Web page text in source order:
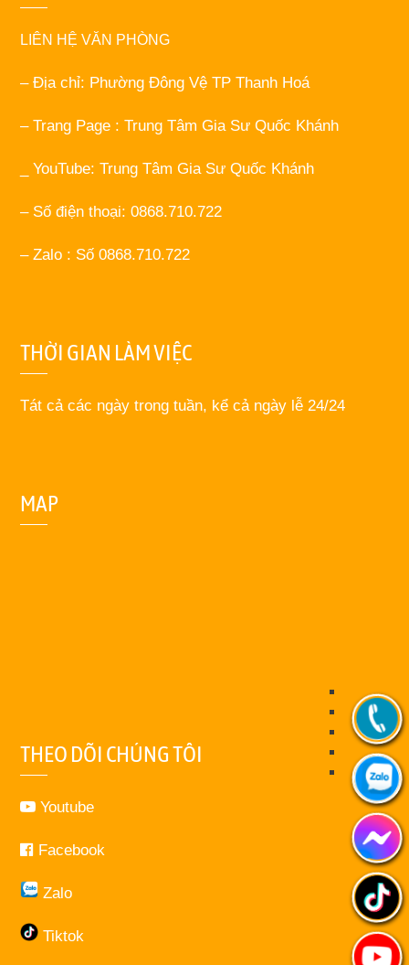
LIÊN HỆ VĂN PHÒNG
– Địa chỉ: Phường Đông Vệ TP Thanh Hoá
– Trang Page : Trung Tâm Gia Sư Quốc Khánh
_ YouTube: Trung Tâm Gia Sư Quốc Khánh
– Số điện thoại: 0868.710.722
– Zalo : Số 0868.710.722
THỜI GIAN LÀM VIỆC
Tát cả các ngày trong tuần, kể cả ngày lễ 24/24
MAP
THEO DÕI CHÚNG TÔI
Youtube
Facebook
Zalo
Tiktok